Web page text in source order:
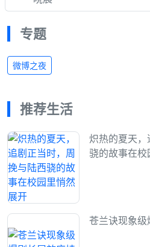
专题
微博之夜
推荐生活
炽热的夏天
骁的故事在
苍兰诀现象级